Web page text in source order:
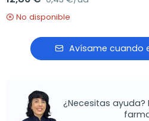
No disponible
Avísame cuando
¿Necesitas